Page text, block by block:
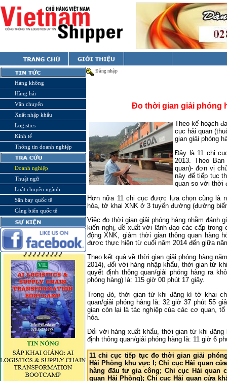
Hàng không
Hàng hải
Vận chuyển
Xuất nhập khẩu
Logistics
Kinh tế
Thông tin doanh nghiệp
Doanh nghiệp
Thuật ngữ
Luật chuyên ngành
Sân bay quốc tế
Cảng biển quốc tế
Đăng nhập
Đo thời gian giải phóng
Theo kế hoạch
cục hải quan
gian giải phóng
Đây là 11 chi
2013. Theo
quan)- đơn vị
này để tiếp tục
quan so với thời
Hơn nữa 11 chi cục được lựa chọn cũng là
hóa, tờ khai XNK ở 3 tuyến đường (đường
Việc đo thời gian giải phóng hàng nhằm đánh
kiến nghị, đề xuất với lãnh đạo các cấp
động XNK, giảm thời gian thông quan hàng
được thực hiện từ cuối năm 2014 đến giữa
Theo kết quả về thời gian giải phóng hàng
2014), đối với hàng nhập khẩu, thời gian từ
quyết định thông quan/giải phóng hàng ra
phóng hàng) là: 115 giờ 00 phút 17 giây.
Trong đó, thời gian từ khi đăng kí tờ khai
quan/giải phóng hàng là: 32 giờ 37 phút 55
gian còn lại là tác nghiệp của các cơ quan,
hóa.
Đối với hàng xuất khẩu, thời gian từ khi
định thông quan/giải phóng hàng là: 11 giờ 6
11 chi cục tiếp tục đo thời gian giải
Hải Phòng khu vực I; Chi cục Hải quan
hàng đầu tư gia công; Chi cục Hải quan
quan Hải Phòng); Chi cục Hải quan cửa